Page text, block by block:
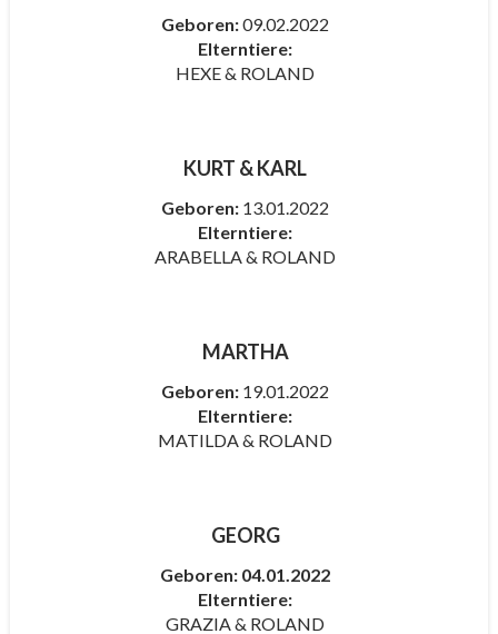
Geboren:09.02.2022
Elterntiere:
HEXE & ROLAND
KURT & KARL
Geboren: 13.01.2022
Elterntiere:
ARABELLA & ROLAND
MARTHA
Geboren: 19.01.2022
Elterntiere:
MATILDA & ROLAND
GEORG
Geboren: 04.01.2022
Elterntiere:
GRAZIA & ROLAND